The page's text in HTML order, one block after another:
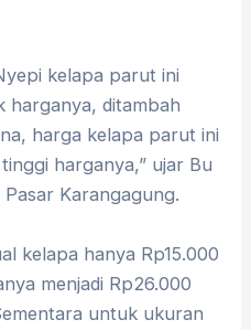
kelapa parut ini
harganya, ditambah
harga kelapa parut ini
harganya,” ujar Bu
Karangagung.
kelapa hanya Rp15.000
menjadi Rp26.000
untuk ukuran